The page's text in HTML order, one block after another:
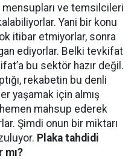
ve temsilcileri
Yani bir konu
itibar etmiyorlar, sonra
ediyorlar. Belki tevkifat
bu sektör hazır değil.
rekabetin bu denli
yaşamak için almış
mahsup ederek
Şimdi onun bir miktarı
Plaka tahdidi
mı?